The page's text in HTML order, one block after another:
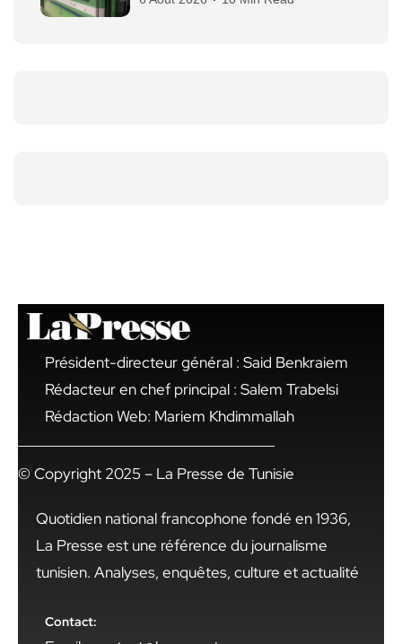
Président-directeur général : Said Benkraiem
Rédacteur en chef principal : Salem Trabelsi
Rédaction Web: Mariem Khdimmallah
© Copyright 2025 – La Presse de Tunisie
Quotidien national francophone fondé en 1936,
La Presse est une référence du journalisme
tunisien. Analyses, enquêtes, culture et actualité
Contact: